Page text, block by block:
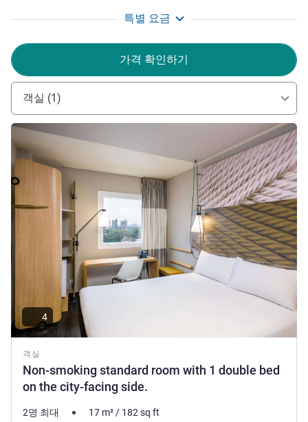
business trip, while you enjoy the delights of the capital of
Ceará. See more of this city in a comfortable stay and
affordable rates. Book now!
Welcome to Ibis Fortaleza Centro de Eventos! Ideally
located for those looking to enjoy the city, our hotel
infrastructure with modern design and excellent value for
money offers you a unique experience.
Wolney de Oliveira 호텔 관리
특별 요금
가격 확인하기
객실 (1)
객실
Non-smoking standard room with 1 double bed
on the city-facing side.
세부 정보 보기
4
2명 최대 17 m²/ 182sq ft